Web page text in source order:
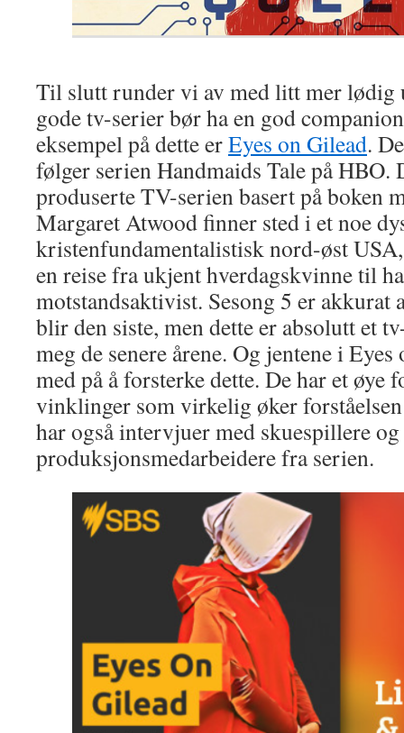
Til slutt runder vi av med litt mer
gode tv-serier bør ha en god
eksempel på dette erEyes on Gilead.
følger serien Handmaids Tale på HBO.
produserte TV-serien basert på boken
Margaret Atwood finner sted i et noe
kristenfundamentalistisk nord-øst
en reise fra ukjent hverdagskvinne til
motstandsaktivist. Sesong 5 er akkurat
blir den siste, men dette er absolutt et
meg de senere årene. Og jentene i
med på å forsterke dette. De har et øye
vinklinger som virkelig øker
har også intervjuer med skuespillere og
produksjonsmedarbeidere fra serien.